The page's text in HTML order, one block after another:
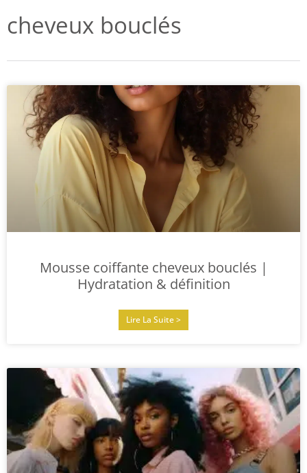
cheveux bouclés
Mousse coiffante cheveux bouclés |
Hydratation & définition
Lire La Suite >